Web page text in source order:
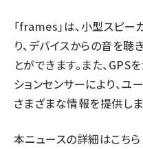
「frames」は、小型スピ
り、デバイスからの音を
とができます。また、
ションセンサーにより、ユ
さまざまな情報を提供しま
本ニュースの詳細はこちら